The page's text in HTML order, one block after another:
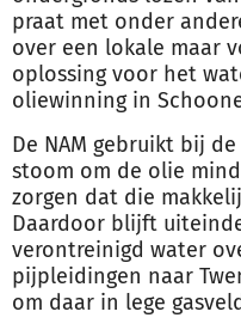
praat met onder
over een lokale maar
oplossing voor het
oliewinning in
De NAM gebruikt bij
stoom om de olie
zorgen dat die
Daardoor blijft
verontreinigd water
pijpleidingen naar
om daar in lege